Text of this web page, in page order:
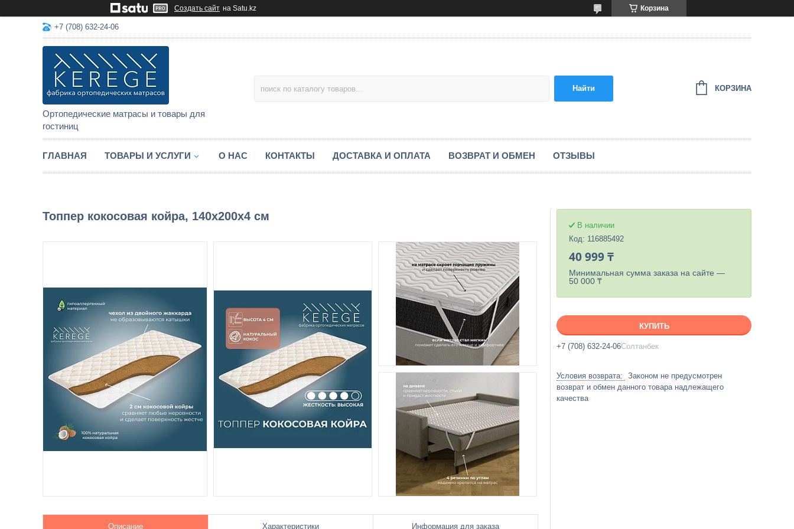
Создать сайт на Satu.kz Корзина
+7 (708) 632-24-06
Ортопедические матрасы и товары для
гостиниц
Найти КОРЗИНА
ГЛАВНАЯ ТОВАРЫ И УСЛУГИ О НАС КОНТАКТЫ ДОСТАВКА И ОПЛАТА ВОЗВРАТ И ОБМЕН ОТЗЫВЫ
Топпер кокосовая койра, 140x200x4 см
Описание Характеристики Информация для заказа
В наличии
Код: 116885492
40 999 ₸
Минимальная сумма заказа на сайте —
50 000 ₸
КУПИТЬ
+7 (708) 632-24-06Солтанбек
Законом не предусмотрен
возврат и обмен данного товара надлежащего
качества